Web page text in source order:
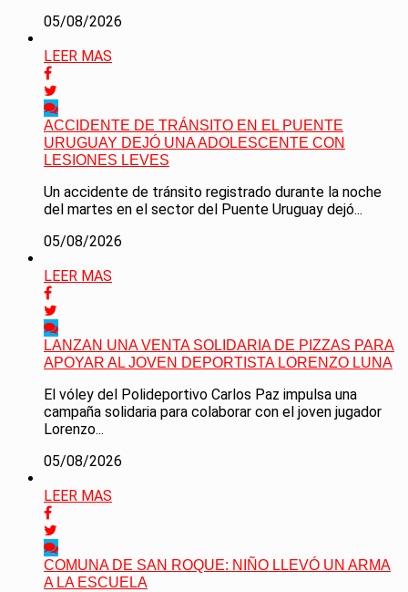
05/08/2026
LEER MAS
ACCIDENTE DE TRÁNSITO EN EL PUENTE
URUGUAY DEJÓ UNA ADOLESCENTE CON
LESIONES LEVES
Un accidente de tránsito registrado durante la noche
del martes en el sector del Puente Uruguay dejó...
05/08/2026
LEER MAS
LANZAN UNA VENTA SOLIDARIA DE PIZZAS PARA
APOYAR AL JOVEN DEPORTISTA LORENZO LUNA
El vóley del Polideportivo Carlos Paz impulsa una
campaña solidaria para colaborar con el joven jugador
Lorenzo...
05/08/2026
LEER MAS
COMUNA DE SAN ROQUE: NIÑO LLEVÓ UN ARMA
A LA ESCUELA